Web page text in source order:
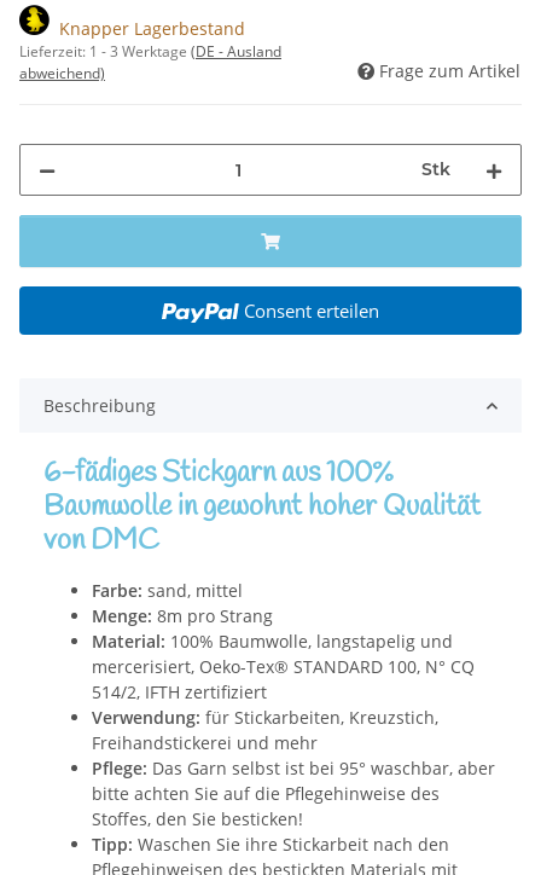
Knapper Lagerbestand
Lieferzeit: 1 - 3 Werktage (DE - Ausland
abweichend)
Frage zum Artikel
Stk
Consent erteilen
Beschreibung
6-fädiges Stickgarn aus 100%
Baumwolle in gewohnt hoher Qualität
von DMC
Farbe: sand, mittel
Menge: 8m pro Strang
Material: 100% Baumwolle, langstapelig und
mercerisiert, Oeko-Tex® STANDARD 100, N° CQ
514/2, IFTH zertifiziert
Verwendung: für Stickarbeiten, Kreuzstich,
Freihandstickerei und mehr
Pflege: Das Garn selbst ist bei 95° waschbar, aber
bitte achten Sie auf die Pflegehinweise des
Stoffes, den Sie besticken!
Tipp: Waschen Sie ihre Stickarbeit nach den
Pflegehinweisen des bestickten Materials mit